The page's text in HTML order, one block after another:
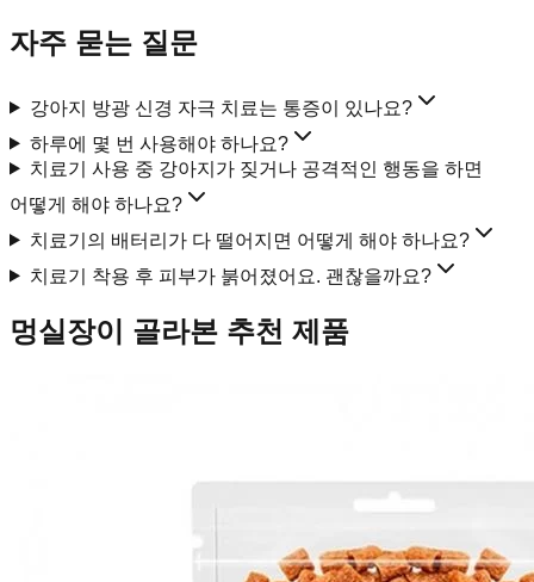
자주 묻는 질문
강아지 방광 신경 자극 치료는 통증이 있나요?
하루에 몇 번 사용해야 하나요?
치료기 사용 중 강아지가 짖거나 공격적인 행동을 하면
어떻게 해야 하나요?
치료기의 배터리가 다 떨어지면 어떻게 해야 하나요?
치료기 착용 후 피부가 붉어졌어요. 괜찮을까요?
멍실장이 골라본 추천 제품